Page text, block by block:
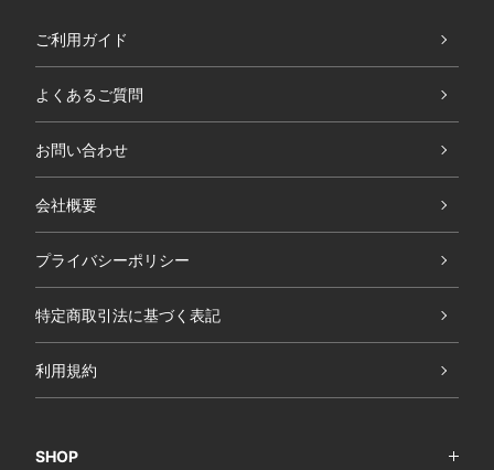
ご利用ガイド
よくあるご質問
お問い合わせ
会社概要
プライバシーポリシー
特定商取引法に基づく表記
利用規約
SHOP